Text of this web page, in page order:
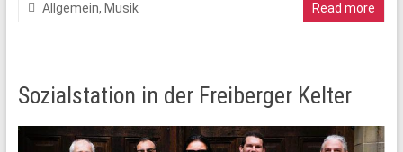
Allgemein, Musik Read more
Sozialstation in der Freiberger Kelter